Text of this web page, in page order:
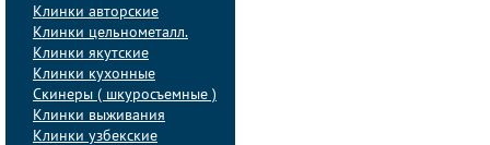
Клинки авторские
Клинки цельнометалл.
Клинки якутские
Клинки кухонные
Скинеры ( шкуросъемные )
Клинки выживания
Клинки узбекские